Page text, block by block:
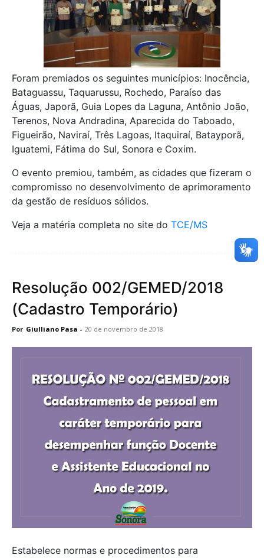
Foram premiados os seguintes municípios: Inocência,
Bataguassu, Taquarussu, Rochedo, Paraíso das
Águas, Japorã, Guia Lopes da Laguna, Antônio João,
Terenos, Nova Andradina, Aparecida do Taboado,
Figueirão, Naviraí, Três Lagoas, Itaquiraí, Batayporã,
Iguatemi, Fátima do Sul, Sonora e Coxim.
O evento premiou, também, as cidades que fizeram o
compromisso no desenvolvimento de aprimoramento
da gestão de resíduos sólidos.
Veja a matéria completa no site do TCE/MS
Resolução 002/GEMED/2018
(Cadastro Temporário)
Por Giulliano Pasa - 20 de novembro de 2018
Estabelece normas e procedimentos para